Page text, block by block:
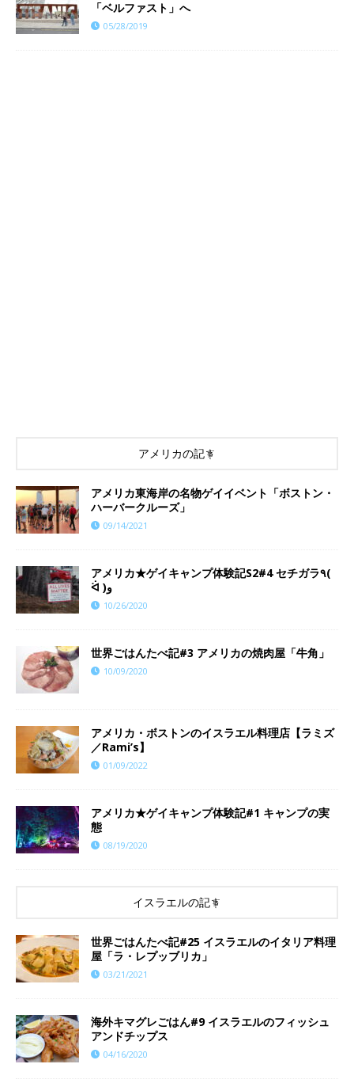
「ベルファスト」へ
05/28/2019
アメリカの記事
アメリカ東海岸の名物ゲイイベント「ボストン・
ハーバークルーズ」
09/14/2021
アメリカ★ゲイキャンプ体験記S2#4 セチガラ٩(
ᐛ )و
10/26/2020
世界ごはんたべ記#3 アメリカの焼肉屋「牛角」
10/09/2020
アメリカ・ボストンのイスラエル料理店【ラミズ
／Rami’s】
01/09/2022
アメリカ★ゲイキャンプ体験記#1 キャンプの実
態
08/19/2020
イスラエルの記事
世界ごはんたべ記#25 イスラエルのイタリア料理
屋「ラ・レプッブリカ」
03/21/2021
海外キマグレごはん#9 イスラエルのフィッシュ
アンドチップス
04/16/2020